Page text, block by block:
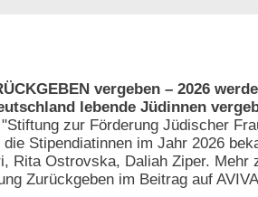
vergeben – 2026
lebende Jüdinnen
zur Förderung Jüdischer
Stipendiatinnen im Jahr 2026
Rita Ostrovska, Daliah Ziper. Mehr
Zurückgeben im Beitrag auf